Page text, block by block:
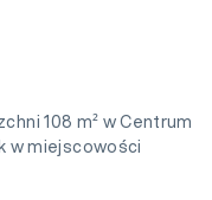
108 m² w Centrum
w miejscowości